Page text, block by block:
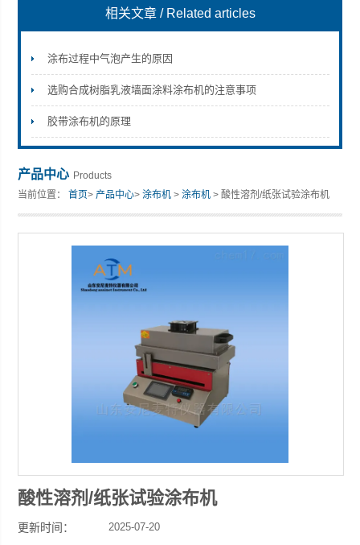
山东安尼麦特仪器有限公司
相关文章 / Related articles
涂布过程中气泡产生的原因
选购合成树脂乳液墙面涂料涂布机的注意事项
胶带涂布机的原理
产品中心 Products
当前位置：首页>产品中心>涂布机 >涂布机 > 酸性溶剂/纸张试验涂布机
酸性溶剂/纸张试验涂布机
更新时间： 2025-07-20